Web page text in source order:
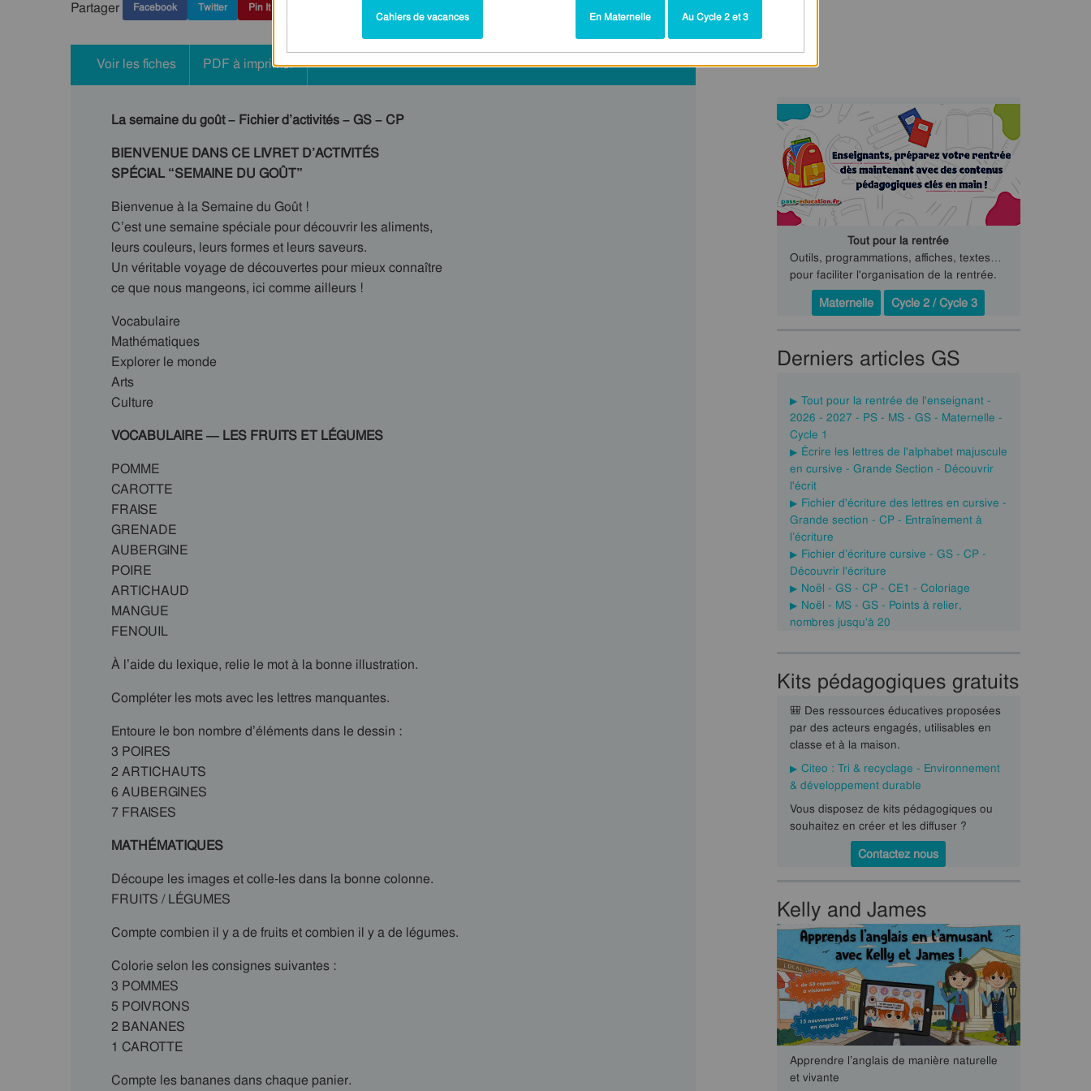
Partager Facebook Twitter Pin It
Voir les fiches PDF à imprimer
La semaine du goût – Fichier d’activités – GS – CP
BIENVENUE DANS CE LIVRET D’ACTIVITÉS
SPÉCIAL “SEMAINE DU GOÛT”
Bienvenue à la Semaine du Goût !
C’est une semaine spéciale pour découvrir les aliments,
leurs couleurs, leurs formes et leurs saveurs.
Un véritable voyage de découvertes pour mieux connaître
ce que nous mangeons, ici comme ailleurs !
Vocabulaire
Mathématiques
Explorer le monde
Arts
Culture
VOCABULAIRE — LES FRUITS ET LÉGUMES
POMME
CAROTTE
FRAISE
GRENADE
AUBERGINE
POIRE
ARTICHAUD
MANGUE
FENOUIL
À l’aide du lexique, relie le mot à la bonne illustration.
Compléter les mots avec les lettres manquantes.
Entoure le bon nombre d’éléments dans le dessin :
3 POIRES
2 ARTICHAUTS
6 AUBERGINES
7 FRAISES
MATHÉMATIQUES
Découpe les images et colle-les dans la bonne colonne.
FRUITS / LÉGUMES
Compte combien il y a de fruits et combien il y a de légumes.
Colorie selon les consignes suivantes :
3 POMMES
5 POIVRONS
2 BANANES
1 CAROTTE
Compte les bananes dans chaque panier.
Tout pour la rentrée
Outils, programmations, affiches, textes…
pour faciliter l'organisation de la rentrée.
Maternelle
Cycle 2 / Cycle 3
Derniers articles GS
Tout pour la rentrée de l'enseignant -
2026 - 2027 - PS - MS - GS - Maternelle -
Cycle 1
Écrire les lettres de l'alphabet majuscule
en cursive - Grande Section - Découvrir
l'écrit
Fichier d'écriture des lettres en cursive -
Grande section - CP - Entraînement à
l’écriture
Fichier d’écriture cursive - GS - CP -
Découvrir l'écriture
Noël - GS - CP - CE1 - Coloriage
Noël - MS - GS - Points à relier,
nombres jusqu'à 20
Kits pédagogiques gratuits
🎒 Des ressources éducatives proposées
par des acteurs engagés, utilisables en
classe et à la maison.
Citeo : Tri & recyclage - Environnement
& développement durable
Vous disposez de kits pédagogiques ou
souhaitez en créer et les diffuser ?
Contactez nous
Kelly and James
Apprendre l’anglais de manière naturelle
et vivante
Cahiers de vacances En Maternelle Au Cycle 2 et 3